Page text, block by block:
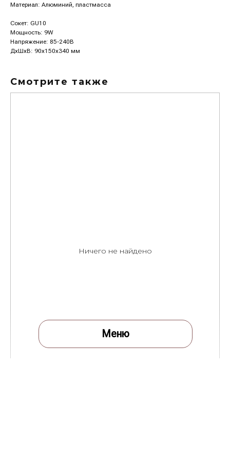
Меню
Меню
Материал: Алюминий, пластмасса
Сокет: GU10
Мощность: 9W
Напряжение: 85-240В
ДxШxВ: 90x150x340 мм
Смотрите также
Ничего не найдено